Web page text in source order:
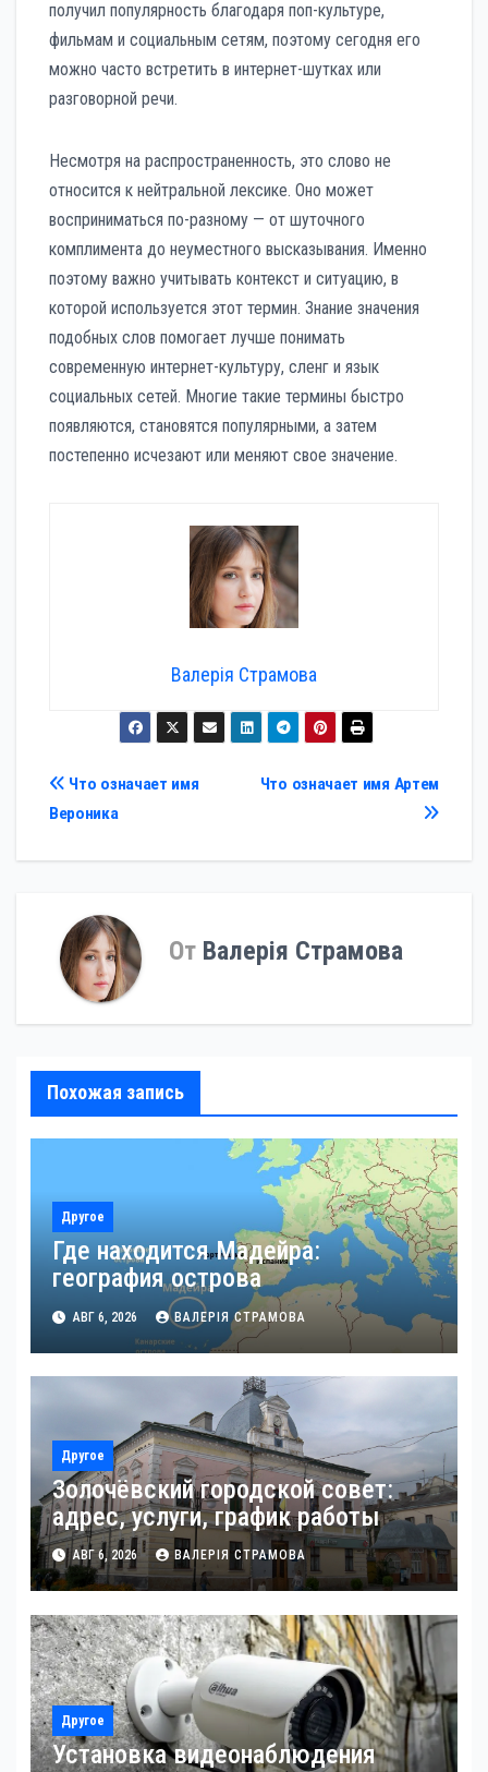
получил популярность благодаря поп-культуре,
фильмам и социальным сетям, поэтому сегодня его
можно часто встретить в интернет-шутках или
разговорной речи.
Несмотря на распространенность, это слово не
относится к нейтральной лексике. Оно может
восприниматься по-разному — от шуточного
комплимента до неуместного высказывания. Именно
поэтому важно учитывать контекст и ситуацию, в
которой используется этот термин. Знание значения
подобных слов помогает лучше понимать
современную интернет-культуру, сленг и язык
социальных сетей. Многие такие термины быстро
появляются, становятся популярными, а затем
постепенно исчезают или меняют свое значение.
Валерія Страмова
Навигация
по
Что означает имя Артем
Что означает имя
Вероника
От Валерія Страмова
Похожая запись
Другое
Где находится Мадейра:
география острова
АВГ 6, 2026 ВАЛЕРІЯ СТРАМОВА
Другое
Золочёвский городской совет:
адрес, услуги, график работы
АВГ 6, 2026 ВАЛЕРІЯ СТРАМОВА
Другое
Установка видеонаблюдения